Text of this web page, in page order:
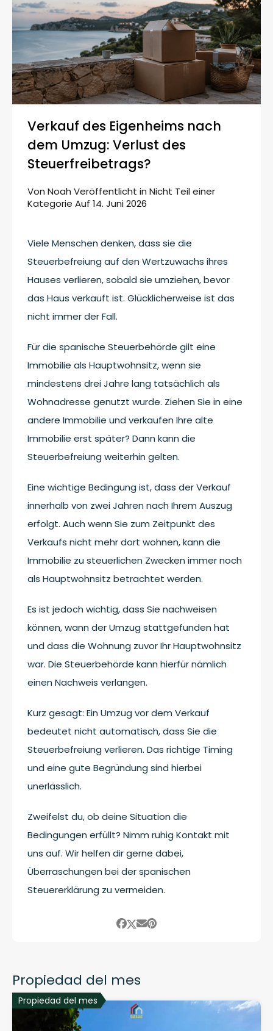
Verkauf des Eigenheims nach
dem Umzug: Verlust des
Steuerfreibetrags?
Von Noah Veröffentlicht in Nicht Teil einer
Kategorie Auf 14. Juni 2026
Viele Menschen denken, dass sie die
Steuerbefreiung auf den Wertzuwachs ihres
Hauses verlieren, sobald sie umziehen, bevor
das Haus verkauft ist. Glücklicherweise ist das
nicht immer der Fall.
Für die spanische Steuerbehörde gilt eine
Immobilie als Hauptwohnsitz, wenn sie
mindestens drei Jahre lang tatsächlich als
Wohnadresse genutzt wurde. Ziehen Sie in eine
andere Immobilie und verkaufen Ihre alte
Immobilie erst später? Dann kann die
Steuerbefreiung weiterhin gelten.
Eine wichtige Bedingung ist, dass der Verkauf
innerhalb von zwei Jahren nach Ihrem Auszug
erfolgt. Auch wenn Sie zum Zeitpunkt des
Verkaufs nicht mehr dort wohnen, kann die
Immobilie zu steuerlichen Zwecken immer noch
als Hauptwohnsitz betrachtet werden.
Es ist jedoch wichtig, dass Sie nachweisen
können, wann der Umzug stattgefunden hat
und dass die Wohnung zuvor Ihr Hauptwohnsitz
war. Die Steuerbehörde kann hierfür nämlich
einen Nachweis verlangen.
Kurz gesagt: Ein Umzug vor dem Verkauf
bedeutet nicht automatisch, dass Sie die
Steuerbefreiung verlieren. Das richtige Timing
und eine gute Begründung sind hierbei
unerlässlich.
Zweifelst du, ob deine Situation die
Bedingungen erfüllt? Nimm ruhig Kontakt mit
uns auf. Wir helfen dir gerne dabei,
Überraschungen bei der spanischen
Steuererklärung zu vermeiden.
Propiedad del mes
Propiedad del mes